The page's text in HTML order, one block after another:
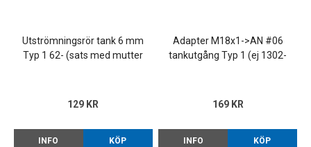
Utströmningsrör tank 6 mm
Typ 1 62- (sats med mutter
129 KR
INFO KÖP
Adapter M18x1->AN #06
tankutgång Typ 1 (ej 1302-
169 KR
INFO KÖP